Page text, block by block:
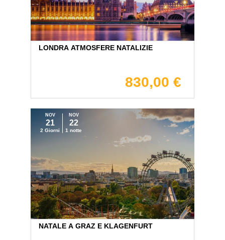
LONDRA ATMOSFERE NATALIZIE
830,00 €
NOV
21
2 Giorni
NOV
22
1 notte
NATALE A GRAZ E KLAGENFURT